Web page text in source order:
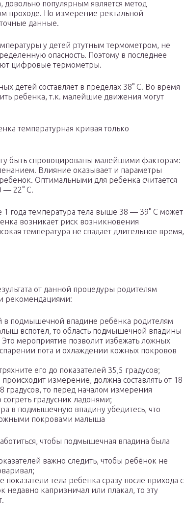
довольно популярным является метод
проходе. Но измерение ректальной
данные.
у детей ртутным термометром, не
опасность. Поэтому в последнее
цифровые термометры.
детей составляет в пределах 38° С. Во время
ребенка, т.к. малейшие движения могут
температурная кривая только
быть спровоцированы малейшими факторам:
Влияние оказывает и параметры
Оптимальными для ребенка считается
— 22° С.
1 года температура тела выше 38 — 39° С может
возникает риск возникновения
температура не спадает длительное время,
от данной процедуры родителям
рекомендациями:
в подмышечной впадине ребёнка родителям
вспотел, то область подмышечной впадины
мероприятие позволит избежать ложных
пота и охлаждении кожных покровов
его до показателей 35,5 градусов;
измерение, должна составлять от 18
градусов, то перед началом измерения
градусник ладонями;
в подмышечную впадину убедитесь, что
покровами малыша
чтобы подмышечная впадина была
важно следить, чтобы ребёнок не
тела ребенка сразу после прихода с
недавно капризничал или плакал, то эту